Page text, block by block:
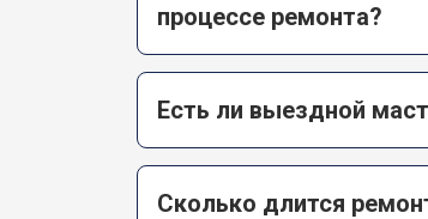
процессе ремонта?
Есть ли выездной
Сколько длится